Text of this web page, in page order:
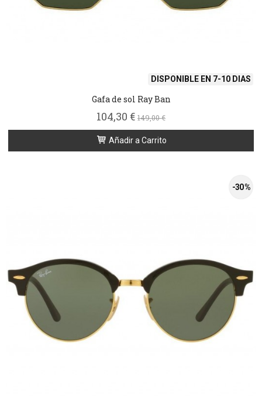
DISPONIBLE EN 7-10 DIAS
Gafa de sol Ray Ban
104,30 € 149,00 €
Añadir a Carrito
-30 %